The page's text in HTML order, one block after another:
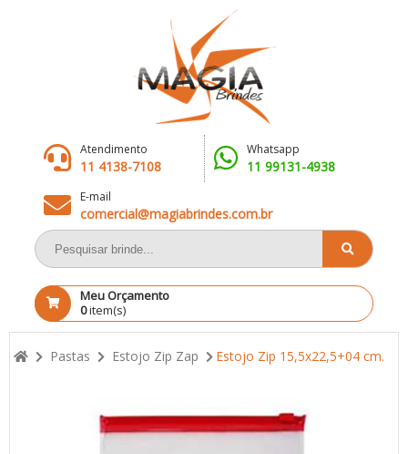
Atendimento
11 4138-7108
Whatsapp
11 99131-4938
E-mail
comercial@magiabrindes.com.br
Meu Orçamento
0item(s)
Pastas Estojo Zip Zap Estojo Zip 15,5x22,5+04 cm.